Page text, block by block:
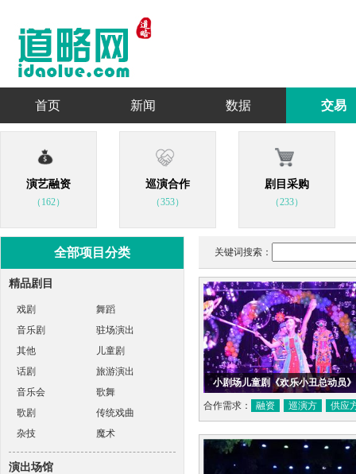
首页 新闻 数据 交易
演艺融资
（162）
巡演合作
（353）
剧目采购
（233）
全部项目分类
精品剧目
戏剧
舞蹈
音乐剧
驻场演出
其他
儿童剧
话剧
旅游演出
音乐会
歌舞
歌剧
传统戏曲
杂技
魔术
演出场馆
关键词搜索：
小剧场儿童剧《欢乐小丑总动员》
合作需求： 融资 巡演方 供应